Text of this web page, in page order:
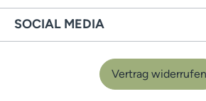
SOCIAL MEDIA
Vertrag widerrufen